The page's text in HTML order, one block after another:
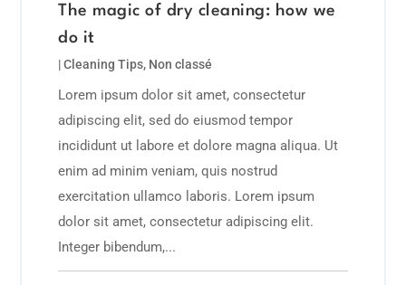
The magic of dry cleaning: how we
do it
|Cleaning Tips, Non classé
Lorem ipsum dolor sit amet, consectetur
adipiscing elit, sed do eiusmod tempor
incididunt ut labore et dolore magna aliqua. Ut
enim ad minim veniam, quis nostrud
exercitation ullamco laboris. Lorem ipsum
dolor sit amet, consectetur adipiscing elit.
Integer bibendum,...